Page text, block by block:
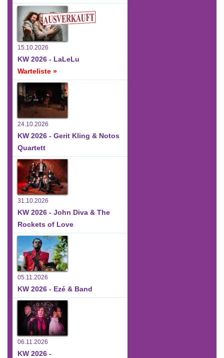
15.10.2026
KW 2026 - LaLeLu
Warteliste »
24.10.2026
KW 2026 - Gerit Kling & Notos
Quartett
31.10.2026
KW 2026 - John Diva & The
Rockets of Love
05.11.2026
KW 2026 - Ezé & Band
06.11.2026
KW 2026 -